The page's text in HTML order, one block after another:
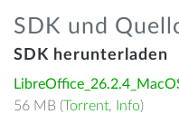
SDK und
SDK herunterladen
56 MB (Torrent, Info)